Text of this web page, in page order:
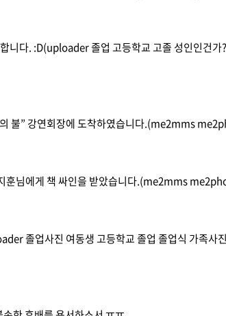
니다. :D(uploader 졸업 고등학교 고졸 성인인건
불” 강연회장에 도착하였습니다.(me2mms
훈님에게 책 싸인을 받았습니다.(me2mms
졸업사진 여동생 고등학교 졸업 졸업식 가족사